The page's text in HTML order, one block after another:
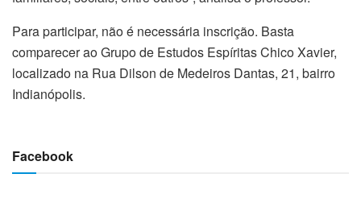
Para participar, não é necessária inscrição. Basta
comparecer ao Grupo de Estudos Espíritas Chico Xavier,
localizado na Rua Dilson de Medeiros Dantas, 21, bairro
Indianópolis.
Facebook